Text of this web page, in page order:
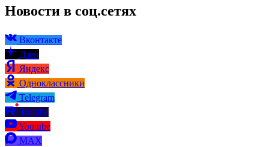
Новости в соц.сетях
Вконтакте
Дзен
Яндекс
Одноклассники
Telegram
Rutube
Youtube
MAX